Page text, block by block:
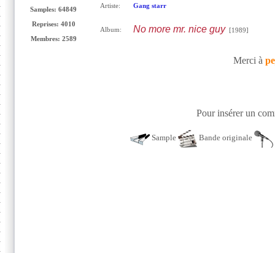
Samples: 64849
Reprises: 4010
Membres: 2589
Artiste: Gang starr
Album: No more mr. nice guy[1989]
Merci à
Pour insérer un
Sample Bande originale